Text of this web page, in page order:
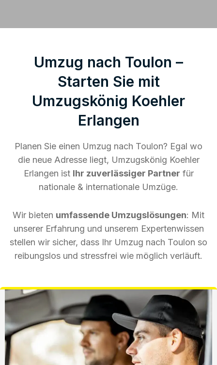
Umzug nach Toulon –
Starten Sie mit
Umzugskönig Koehler
Erlangen
Planen Sie einen Umzug nach Toulon? Egal wo
die neue Adresse liegt, Umzugskönig Koehler
Erlangen ist Ihr zuverlässiger Partner für
nationale & internationale Umzüge.
Wir bieten umfassende Umzugslösungen: Mit
unserer Erfahrung und unserem Expertenwissen
stellen wir sicher, dass Ihr Umzug nach Toulon so
reibungslos und stressfrei wie möglich verläuft.